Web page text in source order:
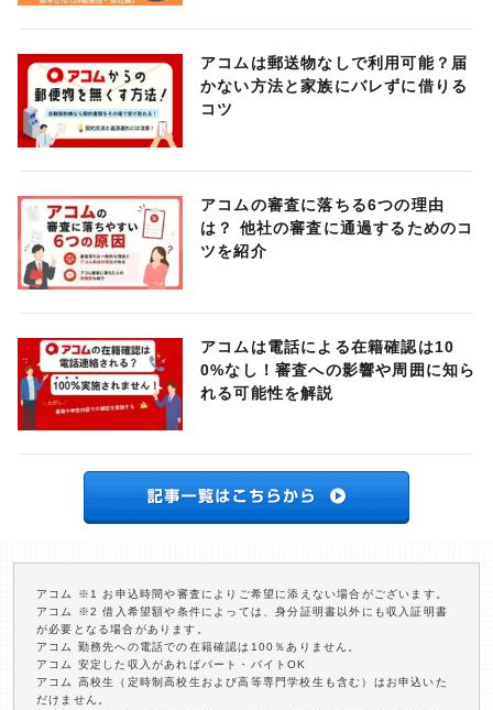
アコムは郵送物なしで利用可能？届
かない方法と家族にバレずに借りる
コツ
アコムの審査に落ちる6つの理由
は？ 他社の審査に通過するためのコ
ツを紹介
アコムは電話による在籍確認は10
0%なし！審査への影響や周囲に知ら
れる可能性を解説
アコム ※1 お申込時間や審査によりご希望に添えない場合がございます。
アコム ※2 借入希望額や条件によっては、身分証明書以外にも収入証明書
が必要となる場合があります。
アコム 勤務先への電話での在籍確認は100％ありません。
アコム 安定した収入があればパート・バイトOK
アコム 高校生（定時制高校生および高等専門学校生も含む）はお申込いた
だけません。